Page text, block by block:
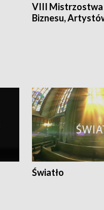
VIII Mistrzostwa
Biznesu,
Światło